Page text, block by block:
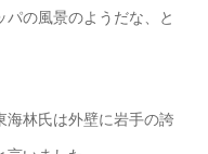
の風景のようだな、と
海林氏は外壁に岩手の誇